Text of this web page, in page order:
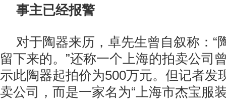
事主已经报警
对于陶器来历，卓先生曾自叙称：“
留下来的。”还称一个上海的拍卖公司
示此陶器起拍价为500万元。但记者发
卖公司，而是一家名为“上海市杰宝服